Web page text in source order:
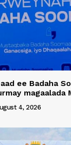
ee Badaha
magaalada
4, 2026